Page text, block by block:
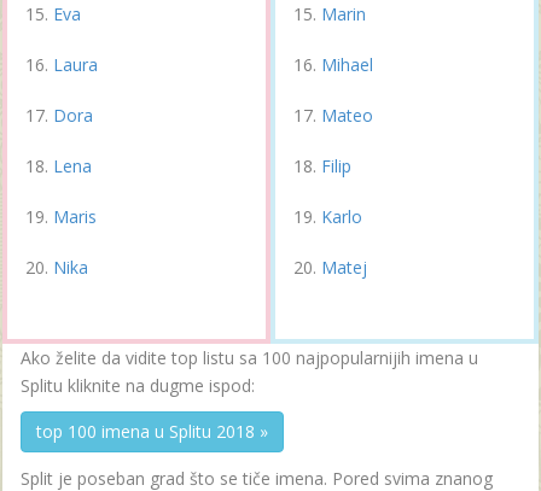
Eva
Laura
Dora
Lena
Maris
Nika
Marin
Mihael
Mateo
Filip
Karlo
Matej
Ako želite da vidite top listu sa 100 najpopularnijih imena u
Splitu kliknite na dugme ispod:
top 100 imena u Splitu 2018 »
Split je poseban grad što se tiče imena. Pored svima znanog